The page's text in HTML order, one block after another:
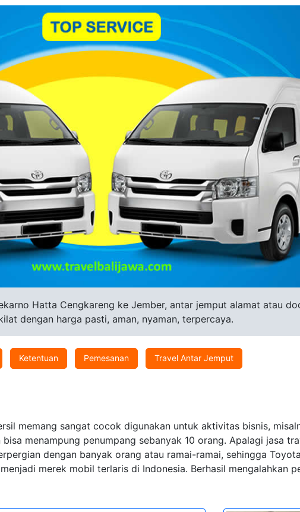
Hatta Cengkareng ke Jember, antar jemput alamat atau
dengan harga pasti, aman, nyaman, terpercaya.
Ketentuan Pemesanan Travel Antar Jemput
memang sangat cocok digunakan untuk aktivitas bisnis,
menampung penumpang sebanyak 10 orang. Apalagi jasa
dengan banyak orang atau ramai-ramai, sehingga
merek mobil terlaris di Indonesia. Berhasil mengalahkan